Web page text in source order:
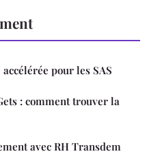
pour les SAS
: comment trouver la
avec RH Transdem